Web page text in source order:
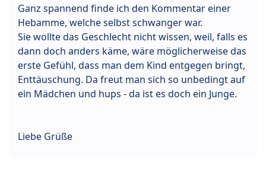
Ganz spannend finde ich den Kommentar einer
Hebamme, welche selbst schwanger war.
Sie wollte das Geschlecht nicht wissen, weil, falls es
dann doch anders käme, wäre möglicherweise das
erste Gefühl, dass man dem Kind entgegen bringt,
Enttäuschung. Da freut man sich so unbedingt auf
ein Mädchen und hups - da ist es doch ein Junge.
Liebe Grüße